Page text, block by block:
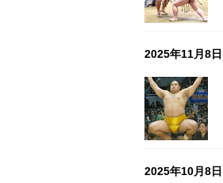
2025年11月8日
2025年10月8日